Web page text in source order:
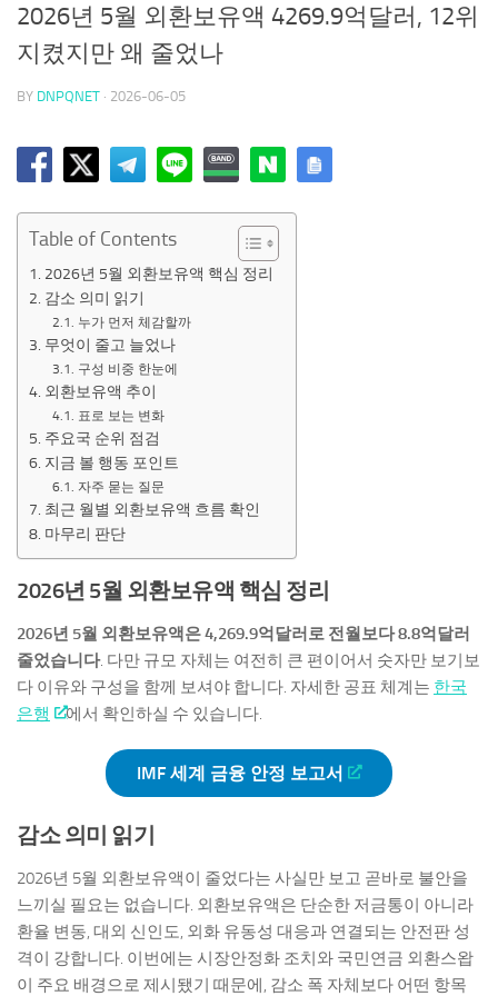
2026년 5월 외환보유액 4269.9억달러, 12위
지켰지만 왜 줄었나
BY DNPQNET · 2026-06-05
Table of Contents
2026년 5월 외환보유액 핵심 정리
감소 의미 읽기
누가 먼저 체감할까
무엇이 줄고 늘었나
구성 비중 한눈에
외환보유액 추이
표로 보는 변화
주요국 순위 점검
지금 볼 행동 포인트
자주 묻는 질문
최근 월별 외환보유액 흐름 확인
마무리 판단
2026년 5월 외환보유액 핵심 정리
2026년 5월 외환보유액은 4,269.9억달러로 전월보다 8.8억달러
줄었습니다. 다만 규모 자체는 여전히 큰 편이어서 숫자만 보기보
다 이유와 구성을 함께 보셔야 합니다. 자세한 공표 체계는 한국
은행
에서 확인하실 수 있습니다.
IMF 세계 금융 안정 보고서
감소 의미 읽기
2026년 5월 외환보유액이 줄었다는 사실만 보고 곧바로 불안을
느끼실 필요는 없습니다. 외환보유액은 단순한 저금통이 아니라
환율 변동, 대외 신인도, 외화 유동성 대응과 연결되는 안전판 성
격이 강합니다. 이번에는 시장안정화 조치와 국민연금 외환스왑
이 주요 배경으로 제시됐기 때문에, 감소 폭 자체보다 어떤 항목